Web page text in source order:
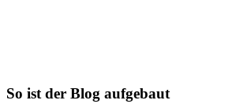
So ist der Blog aufgebaut